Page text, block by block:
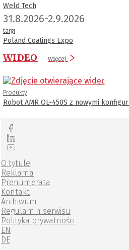
Weld Tech
31.8.2026-2.9.2026
targi
Poland Coatings Expo
WIDEO więcej
Produkty
Robot AMR OL-450S z nowymi
O tytule
Reklama
Prenumerata
Kontakt
Archiwum
Regulamin serwisu
Polityka prywatności
EN
DE